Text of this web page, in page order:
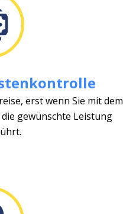
erst wenn Sie mit dem
gewünschte Leistung